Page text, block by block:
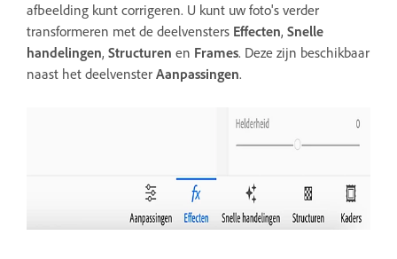
afbeelding kunt corrigeren. U kunt uw foto's verder
transformeren met de deelvensters Effecten, Snelle
handelingen, Structuren en Frames. Deze zijn beschikbaar
naast het deelvenster Aanpassingen.